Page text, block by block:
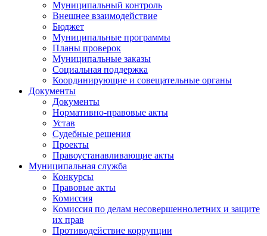
Муниципальный контроль
Внешнее взаимодействие
Бюджет
Муниципальные программы
Планы проверок
Муниципальные заказы
Социальная поддержка
Координирующие и совещательные органы
Документы
Документы
Нормативно-правовые акты
Устав
Судебные решения
Проекты
Правоустанавливающие акты
Муниципальная служба
Конкурсы
Правовые акты
Комиссия
Комиссия по делам несовершеннолетних и защите
их прав
Противодействие коррупции